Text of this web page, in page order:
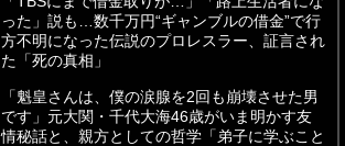
った」説も…数千万円“ギャンブルの借金”で行
方不明になった伝説のプロレスラー、証言され
た「死の真相」
「魁皇さんは、僕の涙腺を2回も崩壊させた男
です」元大関・千代大海46歳がいま明かす友
情秘話と、親方としての哲学「弟子に学ぶこと